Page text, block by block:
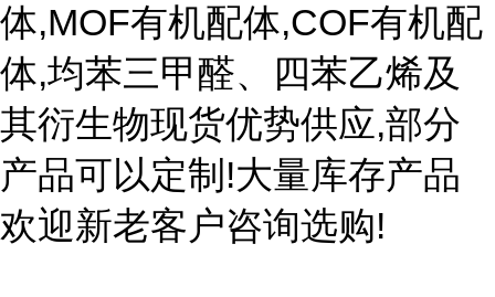
体,MOF有机配体,COF有机配
体,均苯三甲醛、四苯乙烯及
其衍生物现货优势供应,部分
产品可以定制!大量库存产品
欢迎新老客户咨询选购!